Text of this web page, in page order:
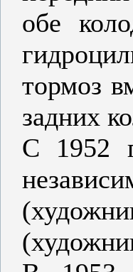
обе
тормоз
задних
С 1952